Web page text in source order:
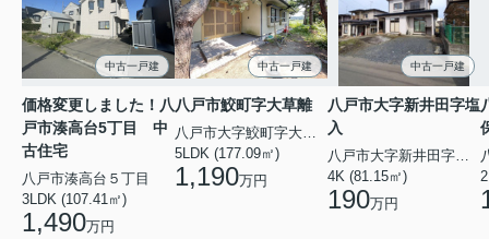
中古一戸建
価格変更しました！八
戸市湊高台5丁目 中
古住宅
八戸市湊高台５丁目
3LDK (107.41㎡)
1,490万円
中古一戸建
八戸市鮫町字大草離
八戸市大字鮫町字大草離
5LDK (177.09㎡)
1,190万円
中古一戸建
八戸市大字新井田字塩
入
八戸市大字新井田字塩入
4K (81.15㎡)
190万円